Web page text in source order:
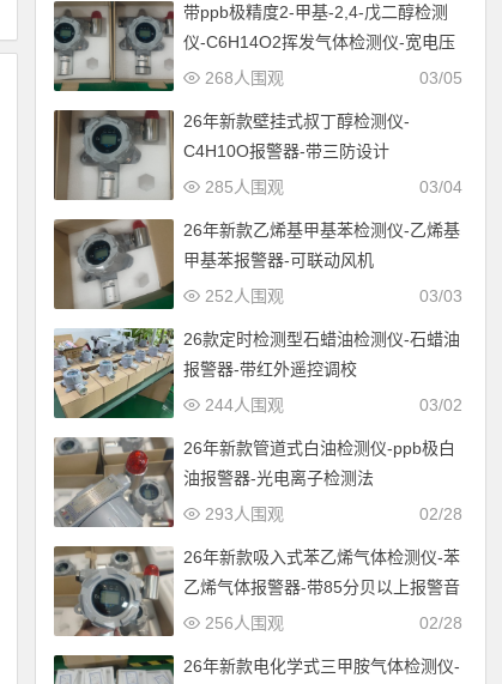
带ppb极精度2-甲基-2,4-戊二醇检测
仪-C6H14O2挥发气体检测仪-宽电压
12-30V供电
03/05
268人围观
26年新款壁挂式叔丁醇检测仪-
C4H10O报警器-带三防设计
03/04
285人围观
26年新款乙烯基甲基苯检测仪-乙烯基
甲基苯报警器-可联动风机
03/03
252人围观
26款定时检测型石蜡油检测仪-石蜡油
报警器-带红外遥控调校
03/02
244人围观
26年新款管道式白油检测仪-ppb极白
油报警器-光电离子检测法
02/28
293人围观
26年新款吸入式苯乙烯气体检测仪-苯
乙烯气体报警器-带85分贝以上报警音
02/28
256人围观
26年新款电化学式三甲胺气体检测仪-